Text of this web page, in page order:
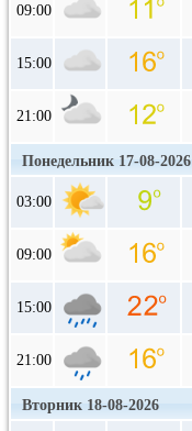
09:00
15:00
21:00
Понедельник 17-08-2026
03:00
09:00
15:00
21:00
Вторник 18-08-2026